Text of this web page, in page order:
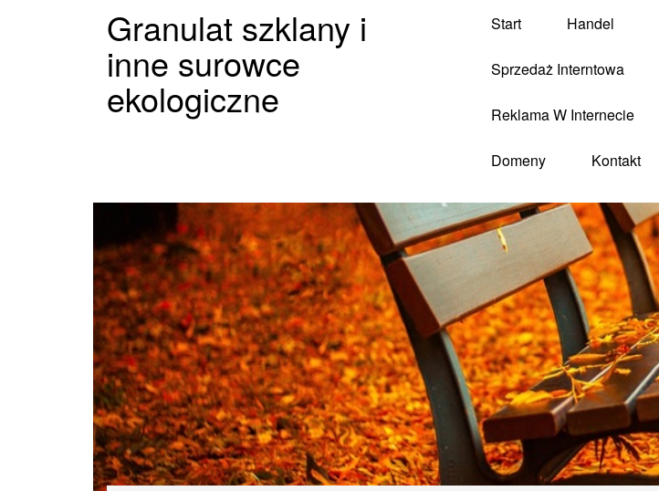
Granulat szklany i
inne surowce
ekologiczne
Start Handel
Sprzedaż Interntowa
Reklama W Internecie
Domeny Kontakt